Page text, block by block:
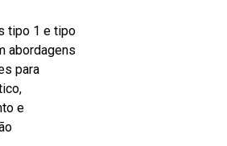
tipo 1 e tipo
abordagens
para
e